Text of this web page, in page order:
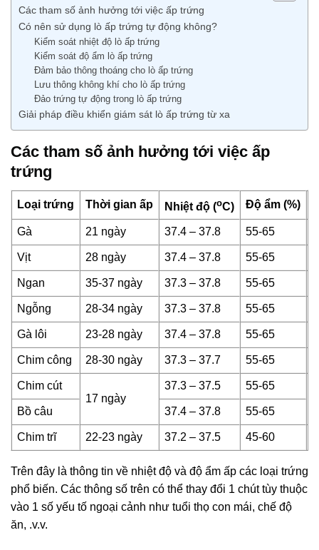
Các tham số ảnh hưởng tới việc ấp trứng
Có nên sử dụng lò ấp trứng tự động không?
Kiểm soát nhiệt độ lò ấp trứng
Kiểm soát độ ẩm lò ấp trứng
Đảm bảo thông thoáng cho lò ấp trứng
Lưu thông không khí cho lò ấp trứng
Đảo trứng tự động trong lò ấp trứng
Giải pháp điều khiển giám sát lò ấp trứng từ xa
Các tham số ảnh hưởng tới việc ấp
trứng
Loại trứng Thời gian ấp Nhiệt độ (oC) Độ ẩm (%)
Gà 21 ngày 37.4 – 37.8 55-65
Vịt 28 ngày 37.4 – 37.8 55-65
Ngan 35-37 ngày 37.3 – 37.8 55-65
Ngỗng 28-34 ngày 37.3 – 37.8 55-65
Gà lôi 23-28 ngày 37.4 – 37.8 55-65
Chim công 28-30 ngày 37.3 – 37.7 55-65
Chim cút
17 ngày
37.3 – 37.5
55-65
Bồ câu
37.4 – 37.8 55-65
Chim trĩ 22-23 ngày 37.2 – 37.5 45-60
Trên đây là thông tin về nhiệt độ và độ ẩm ấp các loại trứng
phổ biến. Các thông số trên có thể thay đổi 1 chút tùy thuộc
vào 1 số yếu tố ngoại cảnh như tuổi thọ con mái, chế độ
ăn, .v.v.